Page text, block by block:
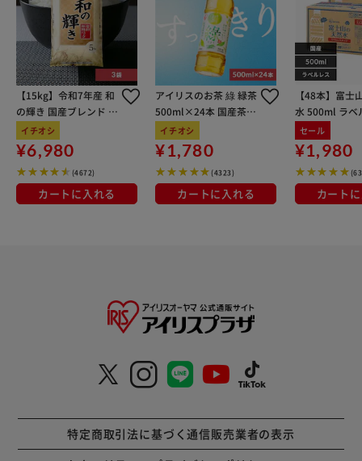
【15kg】令和7年産 和
の輝き 国産ブレンド 5
kg×3袋
イチオシ
¥6,980
(4672)
カートに入れる
アイリスのお茶 綠 緑茶
500ml×24本 国産茶葉
100％使用
イチオシ
¥1,780
(4323)
カートに入れる
【48本】富士
水 500ml ラベ
セール
¥1,980
カート
特定商取引法に基づく通信販売業者の表示